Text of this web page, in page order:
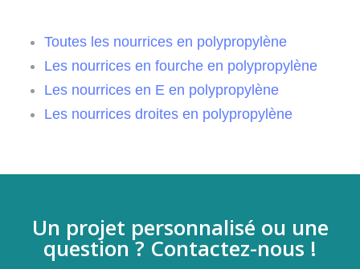
Toutes les nourrices en polypropylène
Les nourrices en fourche en polypropylène
Les nourrices en E en polypropylène
Les nourrices droites en polypropylène
Un projet personnalisé ou une
question ? Contactez-nous !